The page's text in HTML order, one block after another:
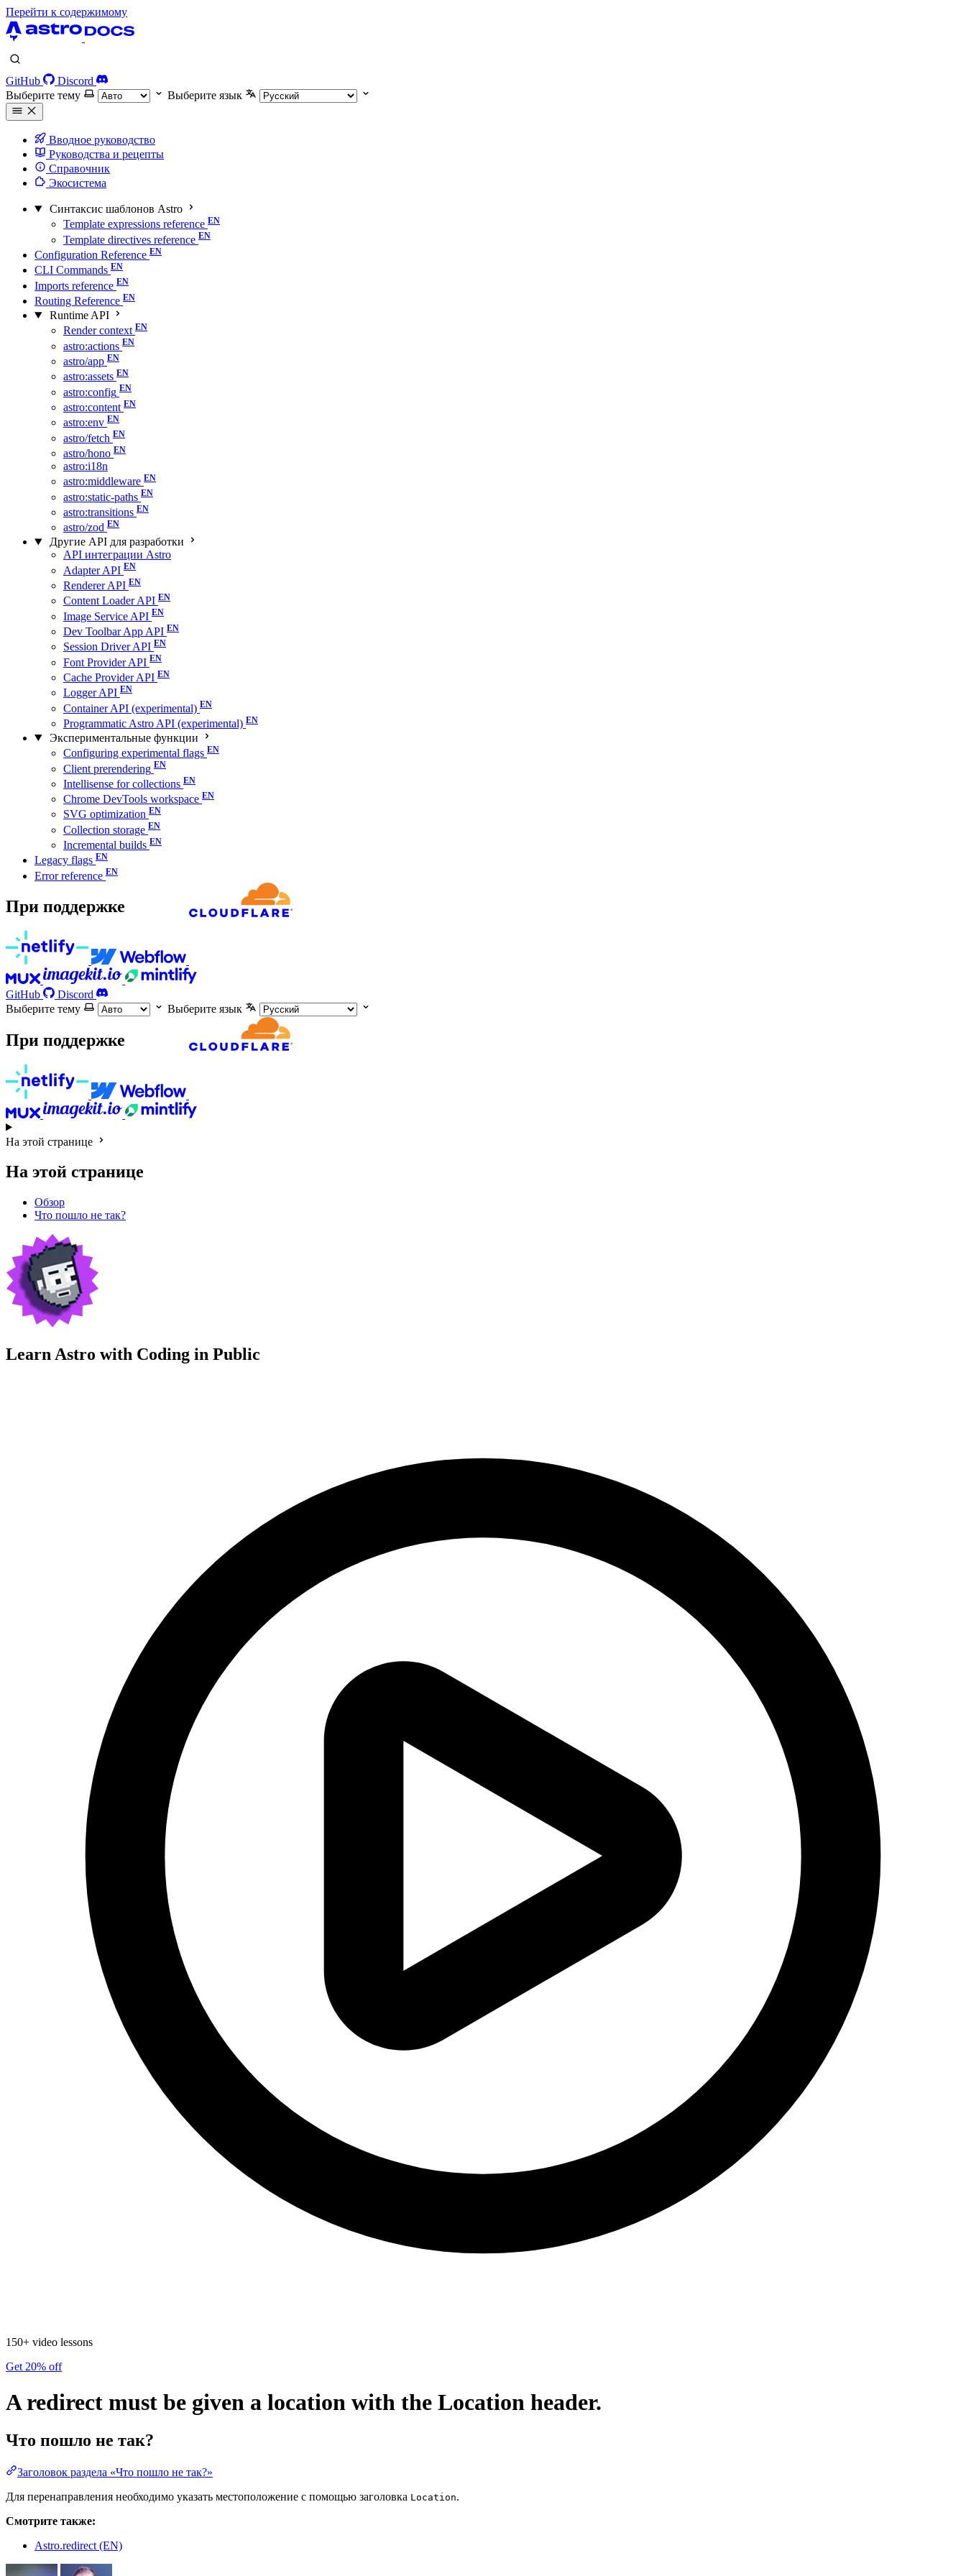
Перейти к содержимому
GitHub
Discord
Выберите тему
Выберите язык
Вводное руководство
Руководства и рецепты
Справочник
Экосистема
Синтаксис шаблонов Astro
Template expressions reference
Template directives reference
Configuration Reference
CLI Commands
Imports reference
Routing Reference
Runtime API
Render context
astro:actions
astro/app
astro:assets
astro:config
astro:content
astro:env
astro/fetch
astro/hono
astro:i18n
astro:middleware
astro:static-paths
astro:transitions
astro/zod
Другие API для разработки
API интеграции Astro
Adapter API
Renderer API
Content Loader API
Image Service API
Dev Toolbar App API
Session Driver API
Font Provider API
Cache Provider API
Logger API
Container API (experimental)
Programmatic Astro API (experimental)
Экспериментальные функции
Configuring experimental flags
Client prerendering
Intellisense for collections
Chrome DevTools workspace
SVG optimization
Collection storage
Incremental builds
Legacy flags
Error reference
При поддержке
GitHub
Discord
Выберите тему
Выберите язык
При поддержке
На этой странице
На этой странице
Обзор
Что пошло не так?
Learn Astro with Coding in Public
150+ video lessons
Get 20% off
A redirect must be given a location with the Location header.
Что пошло не так?
Заголовок раздела «Что пошло не так?»
Для перенаправления необходимо указать местоположение с помощью заголовка Location.
Смотрите также:
Astro.redirect (EN)